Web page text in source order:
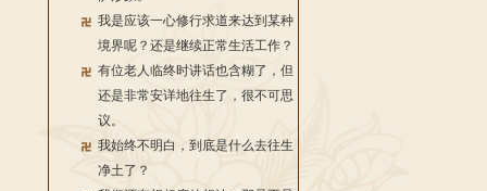
我是应该一心修行求道来达到某种
境界呢？还是继续正常生活工作？
有位老人临终时讲话也含糊了，但
还是非常安详地往生了，很不可思
议。
我始终不明白，到底是什么去往生
净土了？